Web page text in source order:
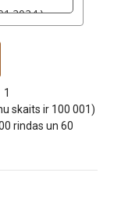
1
skaits ir 100 001)
rindas un 60